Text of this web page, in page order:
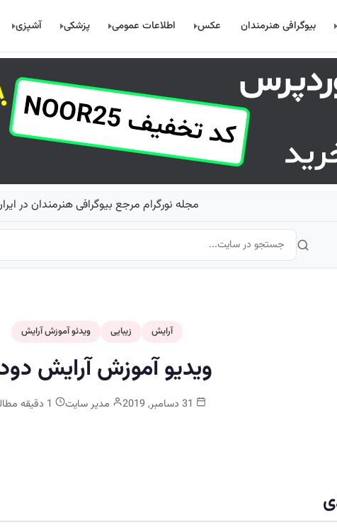
بیوگرافی هنرمندان عکس اطلاعات عمومی پزشکی آشپزی
مجله نورگرام مرجع بیوگرافی هنرمندان در
آرایش زیبایی ویدئو آموزش آرایش
ویدیو آموزش آرایش
مدیر سایت